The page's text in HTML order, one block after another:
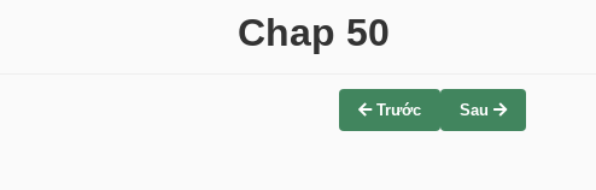
Chap 50
Trước Sau